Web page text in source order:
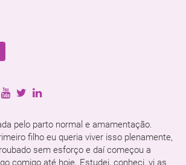
pelo parto normal e amamentação.
filho eu queria viver isso plenamente,
sem esforço e daí começou a
comigo até hoje. Estudei, conheci, vi as